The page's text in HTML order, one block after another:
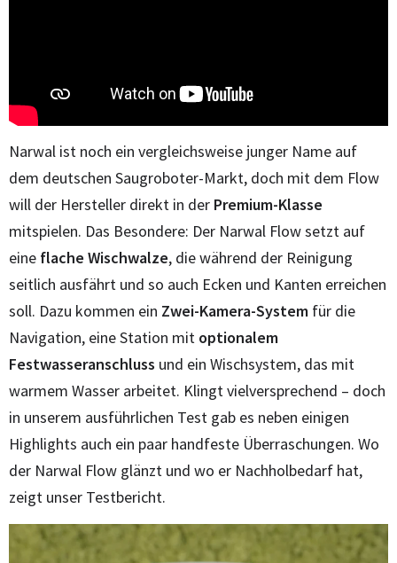
Narwal ist noch ein vergleichsweise junger Name auf
dem deutschen Saugroboter-Markt, doch mit dem Flow
will der Hersteller direkt in der Premium-Klasse
mitspielen. Das Besondere: Der Narwal Flow setzt auf
eine flache Wischwalze, die während der Reinigung
seitlich ausfährt und so auch Ecken und Kanten erreichen
soll. Dazu kommen ein Zwei-Kamera-System für die
Navigation, eine Station mit optionalem
Festwasseranschluss und ein Wischsystem, das mit
warmem Wasser arbeitet. Klingt vielversprechend – doch
in unserem ausführlichen Test gab es neben einigen
Highlights auch ein paar handfeste Überraschungen. Wo
der Narwal Flow glänzt und wo er Nachholbedarf hat,
zeigt unser Testbericht.